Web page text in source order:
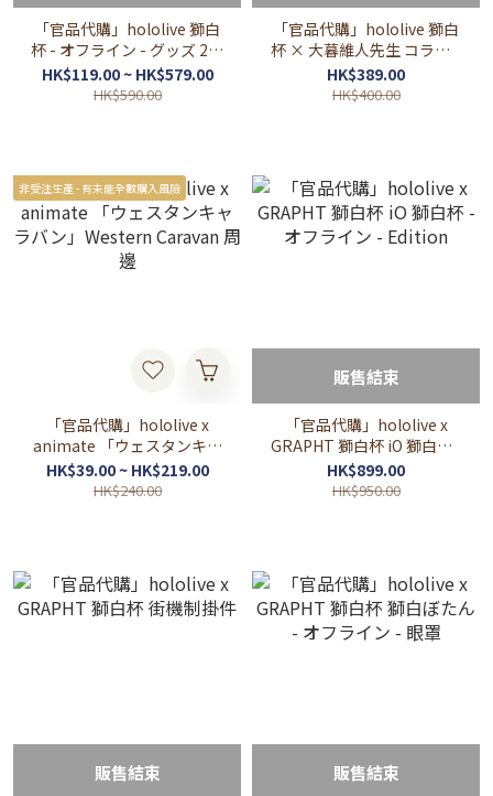
「官品代購」hololive 獅白
杯 - オフライン - グッズ 2次
販売 ♌🛸 (獅白ぼたん/ ラプ
ラス・ダークネス)
HK$119.00 ~ HK$579.00
HK$590.00
「官品代購」hololive 獅白
杯 × 大暮維人先生 コラボT
シャツ T-Shirt
HK$389.00
HK$400.00
非受注生產 - 有未能全數購入風險
「官品代購」hololive x
animate 「ウェスタンキャ
ラバン」Western Caravan
周邊
HK$39.00 ~ HK$219.00
HK$240.00
販售結束
「官品代購」hololive x
GRAPHT 獅白杯 iO 獅白杯 -
オフライン - Edition
HK$899.00
HK$950.00
販售結束 販售結束